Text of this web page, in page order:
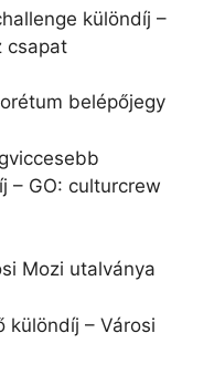
különdíj –
csapat
belépőjegy
– GO: culturcrew
Mozi utalványa
különdíj – Városi